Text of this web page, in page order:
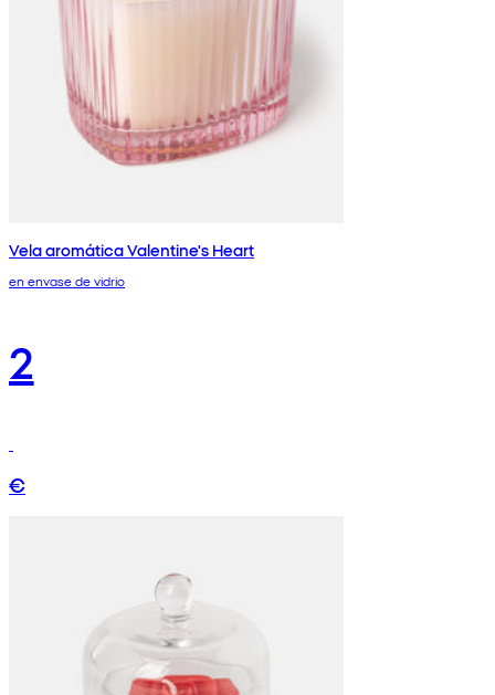
Vela aromática Valentine's Heart
en envase de vidrio
2
€